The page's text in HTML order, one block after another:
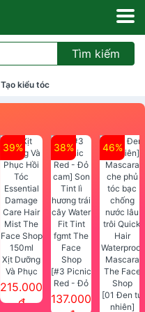
Tìm kiếm
Tạo kiểu tóc
39%
Xịt Dưỡng
Và Phục
Hồi Tóc
Essential
215.000
đ
38%
[#3 Picnic
Red - Đỏ
cam] Son
137.000
46%
[01 Đen tự
nhiên]